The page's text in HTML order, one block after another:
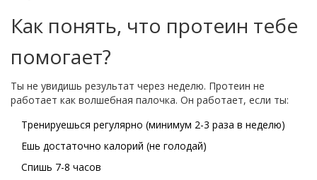
Как понять, что протеин тебе
помогает?
Ты не увидишь результат через неделю. Протеин не
работает как волшебная палочка. Он работает, если ты:
Тренируешься регулярно (минимум 2-3 раза в неделю)
Ешь достаточно калорий (не голодай)
Спишь 7-8 часов